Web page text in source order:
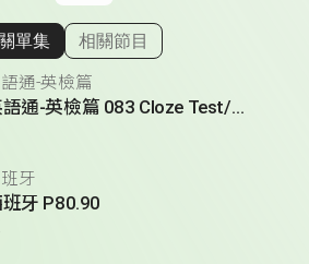
顯示相關單集
單集 相關節目
通-英檢篇
超級英語通-英檢篇 083 Cloze Test/段落填空-13
牙
牙 P80.90